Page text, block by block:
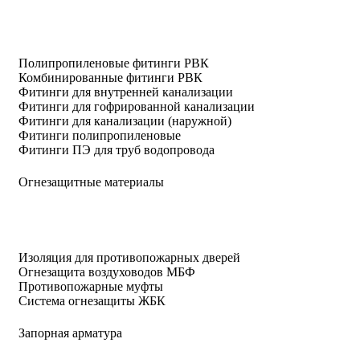
Полипропиленовые фитинги РВК
Комбинированные фитинги РВК
Фитинги для внутренней канализации
Фитинги для гофрированной канализации
Фитинги для канализации (наружной)
Фитинги полипропиленовые
Фитинги ПЭ для труб водопровода
Огнезащитные материалы
Изоляция для противопожарных дверей
Огнезащита воздуховодов МБФ
Противопожарные муфты
Система огнезащиты ЖБК
Запорная арматура